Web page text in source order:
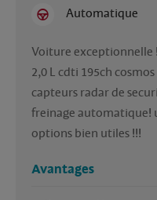
Automatique
Voiture exceptionnelle
2,0 L cdti 195ch
capteurs radar de
freinage automatique!
options bien utiles !!!
Avantages